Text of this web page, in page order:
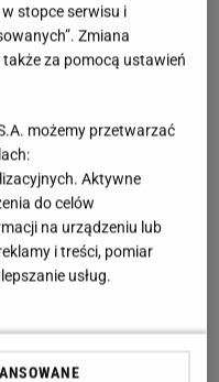
stopce serwisu i
Zmiana
za pomocą ustawień
możemy przetwarzać
Aktywne
do celów
na urządzeniu lub
i treści, pomiar
usług.